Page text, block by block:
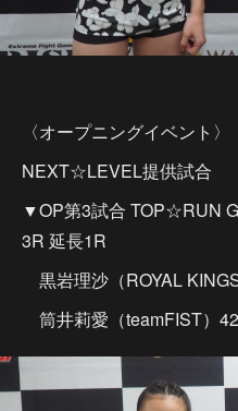
〈オープニングイベント〉
NEXT☆LEVEL提供試合
▼OP第3試合 TOP☆RUN
3R 延長1R
黒岩理沙（ROYAL
筒井莉愛（teamFIST）